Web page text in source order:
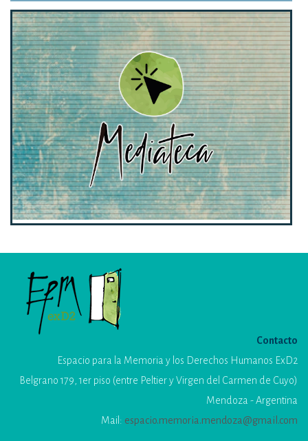
Contacto
Espacio para la Memoria y los Derechos Humanos ExD2
Belgrano 179, 1er piso (entre Peltier y Virgen del Carmen de Cuyo)
Mendoza - Argentina
Mail: espacio.memoria.mendoza@gmail.com